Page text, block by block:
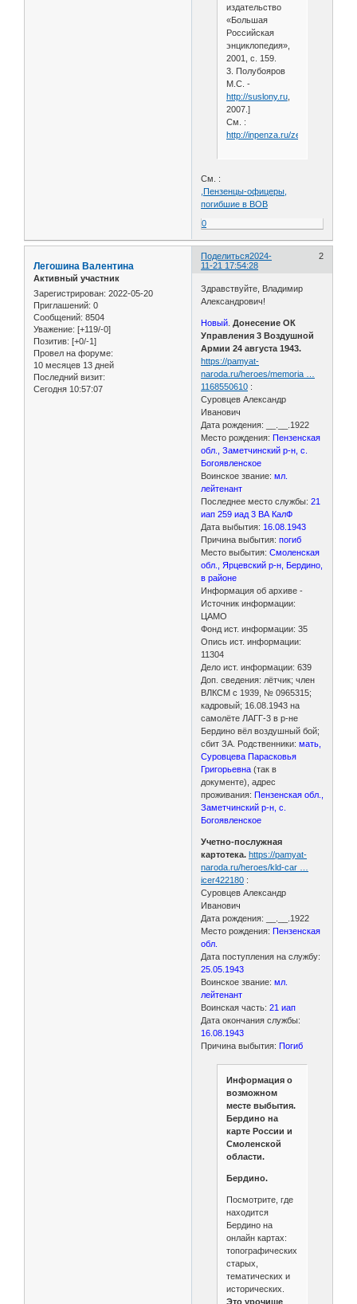
издательство
«Большая
Российская
энциклопедия»,
2001, с. 159.
3. Полубояров
М.С. -
http://suslony.ru,
2007.]
См. :
http://inpenza.ru/zemetchino/
См. :
,Пензенцы-офицеры,
погибшие в ВОВ
0
Поделиться 2
2024-
11-21 17:54:28
Легошина Валентина
Активный участник
Зарегистрирован: 2022-05-20
Приглашений: 0
Сообщений: 8504
Уважение: [+119/-0]
Позитив: [+0/-1]
Провел на форуме:
10 месяцев 13 дней
Последний визит:
Сегодня 10:57:07
Здравствуйте, Владимир
Александрович!
Новый .Донесение ОК
Управления 3 Воздушной
Армии 24 августа 1943.
https://pamyat-
naroda.ru/heroes/memoria …
1168550610 :
Суровцев Александр
Иванович
Дата рождения: __.__.1922
Место рождения:Пензенская
обл., Заметчинский р-н, с.
Богоявленское
Воинское звание:мл.
лейтенант
Последнее место службы: 21
иап 259 иад 3 ВА КалФ
Дата выбытия: 16.08.1943
Причина выбытия:погиб
Место выбытия:Смоленская
обл., Ярцевский р-н, Бердино,
в районе
Информация об архиве -
Источник информации:
ЦАМО
Фонд ист. информации: 35
Опись ист. информации:
11304
Дело ист. информации: 639
Доп. сведения: лётчик; член
ВЛКСМ с 1939, № 0965315;
кадровый; 16.08.1943 на
самолёте ЛАГГ-3 в р-не
Бердино вёл воздушный бой;
сбит ЗА. Родственники:мать,
Суровцева Парасковья
Григорьевна (так в
документе), адрес
проживания:Пензенская обл.,
Заметчинский р-н, с.
Богоявленское
Учетно-послужная
картотека. https://pamyat-
naroda.ru/heroes/kld-car …
icer422180 :
Суровцев Александр
Иванович
Дата рождения: __.__.1922
Место рождения:Пензенская
обл.
Дата поступления на службу:
25.05.1943
Воинское звание:мл.
лейтенант
Воинская часть: 21 иап
Дата окончания службы:
16.08.1943
Причина выбытия:Погиб
Информация о
возможном
месте выбытия.
Бердино на
карте России и
Смоленской
области.
Бердино.
Посмотрите, где
находится
Бердино на
онлайн картах:
топографических,
старых,
тематических и
исторических.
Это урочище